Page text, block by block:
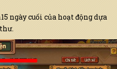
ngày cuối của hoạt động dựa